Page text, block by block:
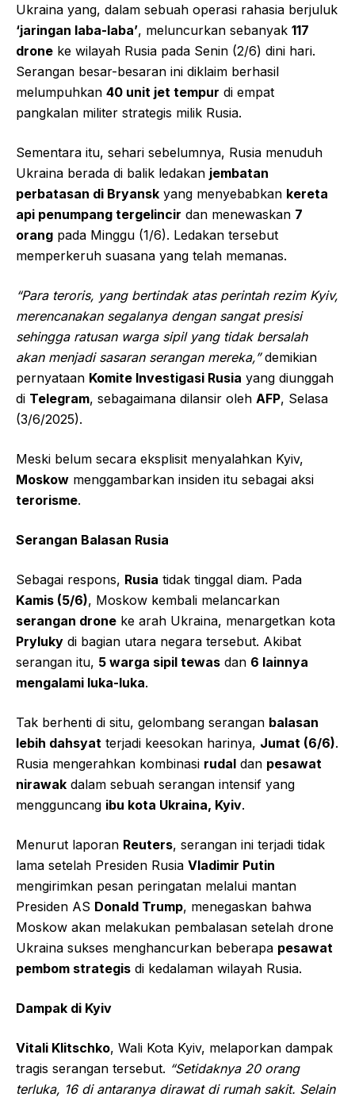
Ukraina yang, dalam sebuah operasi rahasia berjuluk
‘jaringan laba-laba’, meluncurkan sebanyak 117
drone ke wilayah Rusia pada Senin (2/6) dini hari.
Serangan besar-besaran ini diklaim berhasil
melumpuhkan 40 unit jet tempur di empat
pangkalan militer strategis milik Rusia.
Sementara itu, sehari sebelumnya, Rusia menuduh
Ukraina berada di balik ledakan jembatan
perbatasan di Bryansk yang menyebabkan kereta
api penumpang tergelincir dan menewaskan 7
orang pada Minggu (1/6). Ledakan tersebut
memperkeruh suasana yang telah memanas.
“Para teroris, yang bertindak atas perintah rezim Kyiv,
merencanakan segalanya dengan sangat presisi
sehingga ratusan warga sipil yang tidak bersalah
akan menjadi sasaran serangan mereka,”demikian
pernyataan Komite Investigasi Rusia yang diunggah
di Telegram, sebagaimana dilansir oleh AFP, Selasa
(3/6/2025).
Meski belum secara eksplisit menyalahkan Kyiv,
Moskow menggambarkan insiden itu sebagai aksi
terorisme.
Serangan Balasan Rusia
Sebagai respons, Rusia tidak tinggal diam. Pada
Kamis (5/6), Moskow kembali melancarkan
serangan drone ke arah Ukraina, menargetkan kota
Pryluky di bagian utara negara tersebut. Akibat
serangan itu, 5 warga sipil tewas dan 6 lainnya
mengalami luka-luka.
Tak berhenti di situ, gelombang serangan balasan
lebih dahsyat terjadi keesokan harinya, Jumat (6/6).
Rusia mengerahkan kombinasi rudal dan pesawat
nirawak dalam sebuah serangan intensif yang
mengguncang ibu kota Ukraina, Kyiv.
Menurut laporan Reuters, serangan ini terjadi tidak
lama setelah Presiden Rusia Vladimir Putin
mengirimkan pesan peringatan melalui mantan
Presiden AS Donald Trump, menegaskan bahwa
Moskow akan melakukan pembalasan setelah drone
Ukraina sukses menghancurkan beberapa pesawat
pembom strategis di kedalaman wilayah Rusia.
Dampak di Kyiv
Vitali Klitschko, Wali Kota Kyiv, melaporkan dampak
tragis serangan tersebut. “Setidaknya 20 orang
terluka, 16 di antaranya dirawat di rumah sakit. Selain